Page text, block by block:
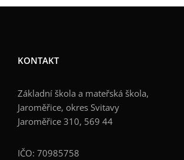
KONTAKT
Základní škola a mateřská škola,
Jaroměřice, okres Svitavy
Jaroměřice 310, 569 44
IČO: 70985758